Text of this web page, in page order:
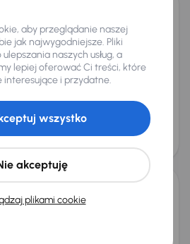
EcoBlue96 kW
Auta krajowe
2.0 EcoBlue
Cena promocyjna
55 000 zł
VAT
aby przeglądanie naszej
jak najwygodniejsze. Pliki
naszych usług, a
lepiej oferować Ci treści, które
interesujące i przydatne.
plikami cookie
akceptuję
wszystko